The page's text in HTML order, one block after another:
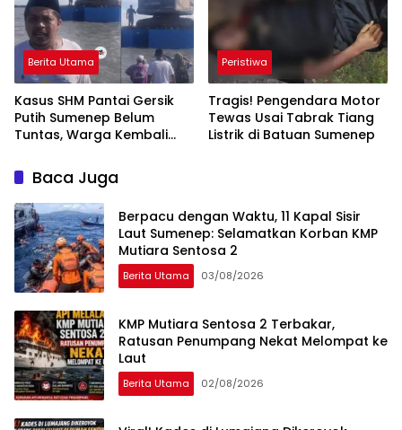
Berita Utama
Kasus SHM Pantai Gersik
Putih Sumenep Belum
Tuntas, Warga Kembali
Peristiwa
Tragis! Pengendara Motor
Tewas Usai Tabrak Tiang
Listrik di Batuan Sumenep
Baca Juga
Berpacu dengan Waktu, 11 Kapal Sisir
Laut Sumenep: Selamatkan Korban KMP
Mutiara Sentosa 2
Berita Utama 03/08/2026
KMP Mutiara Sentosa 2 Terbakar,
Ratusan Penumpang Nekat Melompat ke
Laut
Berita Utama 02/08/2026